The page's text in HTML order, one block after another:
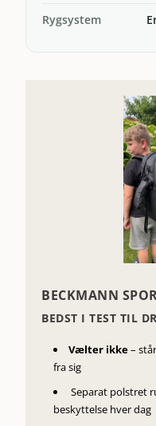
Rygsystem
BECKMANN
BEDST I TEST TIL
Vælter ikke–
fra sig
Separat polstret
beskyttelse hver dag